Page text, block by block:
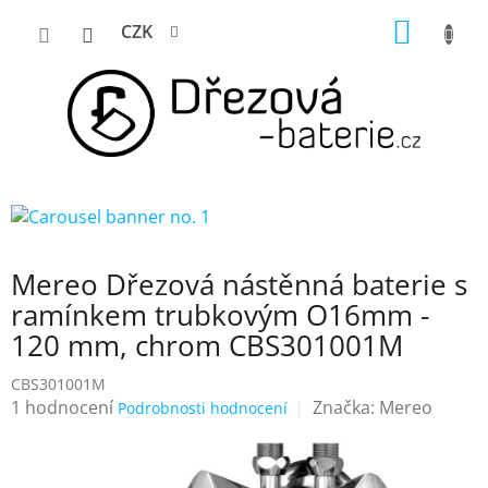
CZK
Mereo Dřezová nástěnná baterie s
ramínkem trubkovým O16mm -
120 mm, chrom CBS301001M
CBS301001M
Průměrné
1 hodnocení Podrobnosti hodnocení Značka: Mereo